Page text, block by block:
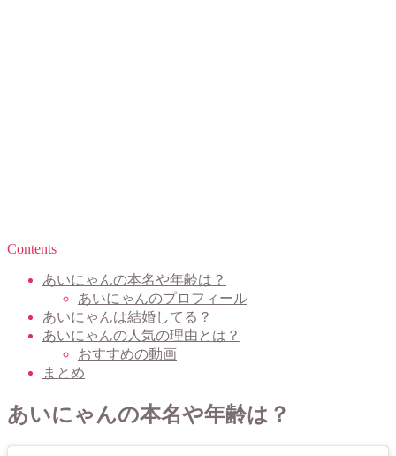
Contents
あいにゃんの本名や年齢は？
あいにゃんのプロフィール
あいにゃんは結婚してる？
あいにゃんの人気の理由とは？
おすすめの動画
まとめ
あいにゃんの本名や年齢は？